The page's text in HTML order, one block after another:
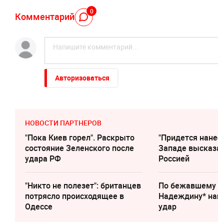
Комментарий 0
Авторизоваться
НОВОСТИ ПАРТНЕРОВ
"Пока Киев горел". Раскрыто
состояние Зеленского после
удара РФ
"Придется
Западе
Россией
"Никто не полезет": британцев
потрясло происходящее в
Одессе
По бежавшему
Надеждину*
удар